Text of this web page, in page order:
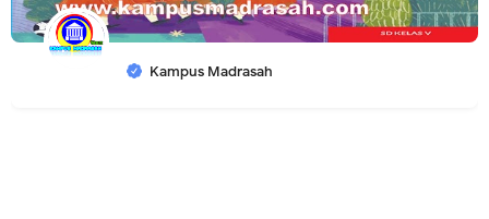
Kampus Madrasah